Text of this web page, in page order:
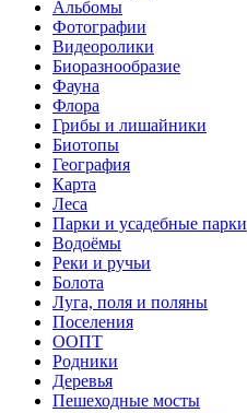
Альбомы
Фотографии
Видеоролики
Биоразнообразие
Фауна
Флора
Грибы и лишайники
Биотопы
География
Карта
Леса
Парки и усадебные парки
Водоёмы
Реки и ручьи
Болота
Луга, поля и поляны
Поселения
ООПТ
Родники
Деревья
Пешеходные мосты